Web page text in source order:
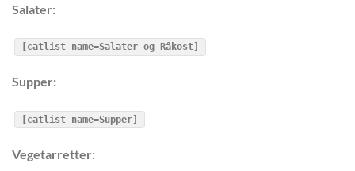
Salater:
[catlist name=Salater og Råkost]
Supper:
[catlist name=Supper]
Vegetarretter: